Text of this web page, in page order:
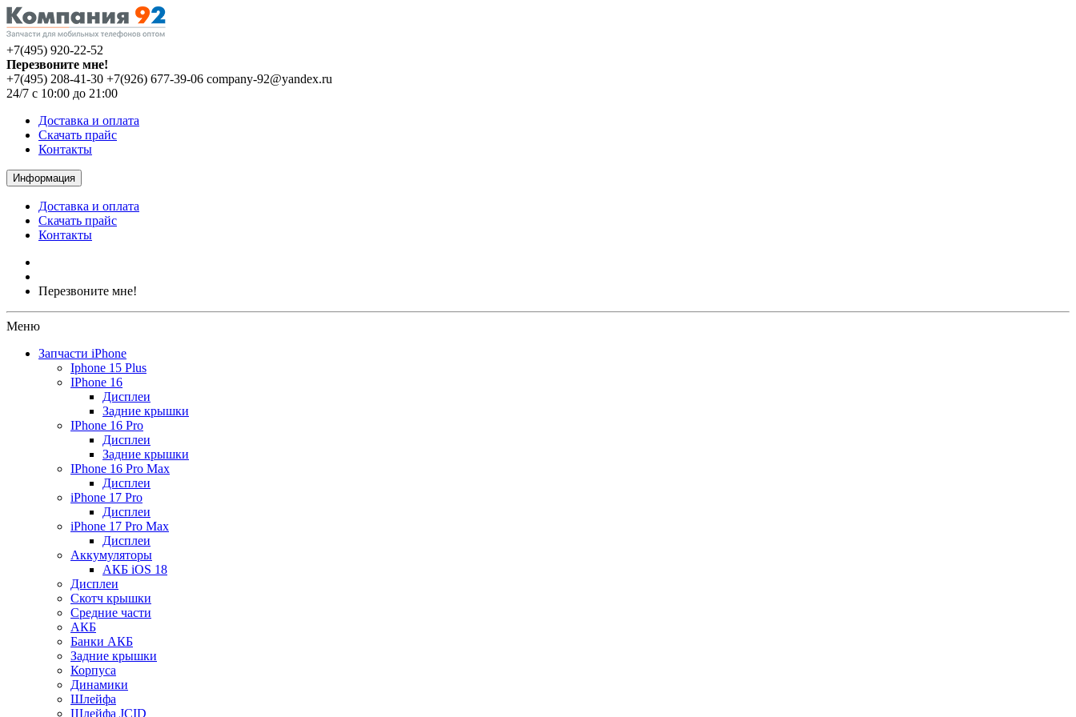
+7(495) 920-22-52
Перезвоните мне!
+7(495) 208-41-30 +7(926) 677-39-06 company-92@yandex.ru
24/7 с 10:00 до 21:00
Доставка и оплата
Скачать прайс
Контакты
Информация
Доставка и оплата
Скачать прайс
Контакты
Перезвоните мне!
Меню
Запчасти iPhone
Iphone 15 Plus
IPhone 16
Дисплеи
Задние крышки
IPhone 16 Pro
Дисплеи
Задние крышки
IPhone 16 Pro Max
Дисплеи
iPhone 17 Pro
Дисплеи
iPhone 17 Pro Max
Дисплеи
Аккумуляторы
АКБ iOS 18
Дисплеи
Скотч крышки
Средние части
АКБ
Банки АКБ
Задние крышки
Корпуса
Динамики
Шлейфа
Шлейфа JCID